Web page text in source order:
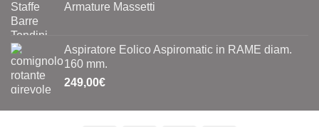
Armature Massetti
Aspiratore Eolico Aspiromatic in RAME diam.
160 mm.
249,00€